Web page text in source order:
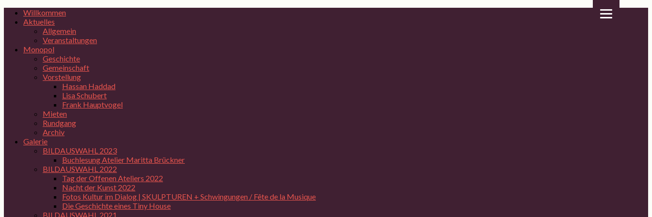
Willkommen
Aktuelles
Allgemein
Veranstaltungen
Monopol
Geschichte
Gemeinschaft
Vorstellung
Hassan Haddad
Lisa Schubert
Frank Hauptvogel
Mieten
Rundgang
Archiv
Galerie
BILDAUSWAHL 2023
Buchlesung Atelier Maritta Brückner
BILDAUSWAHL 2022
Tag der Offenen Ateliers 2022
Nacht der Kunst 2022
Fotos Kultur im Dialog | SKULPTUREN + Schwingungen / Fête de la Musique
Die Geschichte eines Tiny House
BILDAUSWAHL 2021